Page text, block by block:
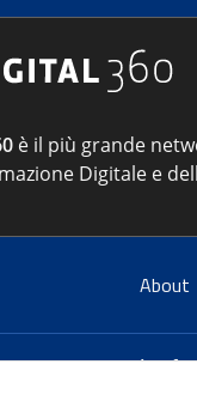
è il più grande
Digitale e
About
Contatti: